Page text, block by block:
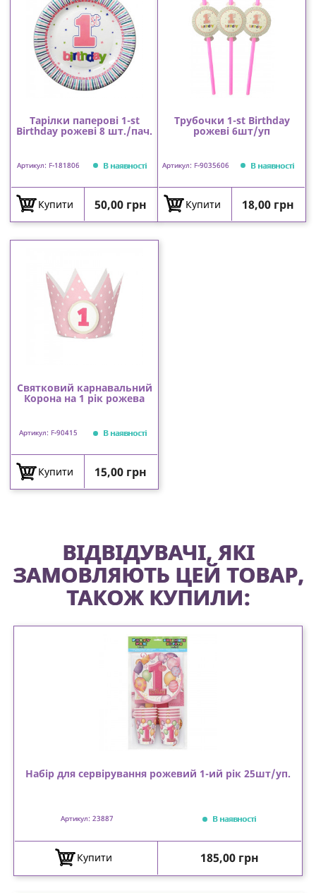
Тарілки паперові 1-st
Birthday рожеві 8 шт./пач.
Артикул: F-181806 В наявності
Купити Ціна
50,00 грн
Трубочки 1-st Birthday
рожеві 6шт/уп
Артикул: F-9035606 В наявності
Купити Ціна
18,00 грн
Святковий карнавальний
Корона на 1 рік рожева
Артикул: F-90415 В наявності
Купити Ціна
15,00 грн
ВІДВІДУВАЧІ, ЯКІ
ЗАМОВЛЯЮТЬ ЦЕЙ ТОВАР,
ТАКОЖ КУПИЛИ:
Набір для сервірування рожевий 1-ий рік 25шт/уп.
Артикул: 23887 В наявності
Купити Ціна
185,00 грн